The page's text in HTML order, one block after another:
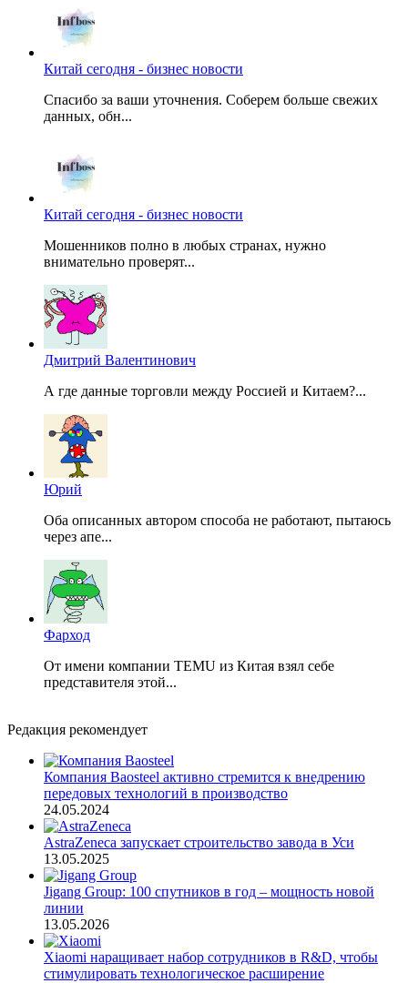
Китай сегодня - бизнес новости
Спасибо за ваши уточнения. Соберем больше свежих
данных, обн...
Китай сегодня - бизнес новости
Мошенников полно в любых странах, нужно
внимательно проверят...
Дмитрий Валентинович
А где данные торговли между Россией и Китаем?...
Юрий
Оба описанных автором способа не работают, пытаюсь
через апе...
Фарход
От имени компании TEMU из Китая взял себе
представителя этой...
Редакция рекомендует
Компания Baosteel активно стремится к внедрению
передовых технологий в производство
24.05.2024
AstraZeneca запускает строительство завода в Уси
13.05.2025
Jigang Group: 100 спутников в год – мощность новой
линии
13.05.2026
Xiaomi наращивает набор сотрудников в R&D, чтобы
стимулировать технологическое расширение